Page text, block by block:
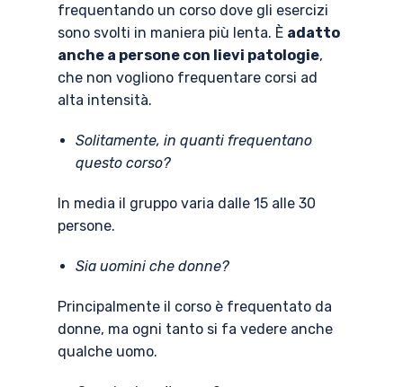
frequentando un corso dove gli esercizi
sono svolti in maniera più lenta. È adatto
anche a persone con lievi patologie,
che non vogliono frequentare corsi ad
alta intensità.
Solitamente, in quanti frequentano
questo corso?
In media il gruppo varia dalle 15 alle 30
persone.
Sia uomini che donne?
Principalmente il corso è frequentato da
donne, ma ogni tanto si fa vedere anche
qualche uomo.